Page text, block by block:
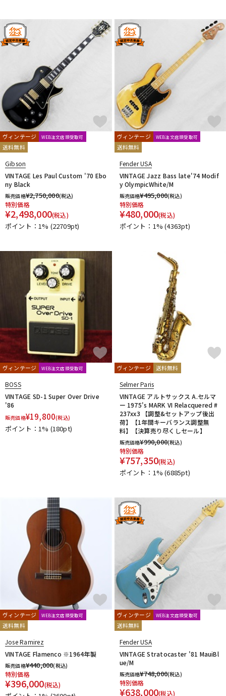
ヴィンテージ WEB注文店頭受取可
送料無料
Gibson
VINTAGE Les Paul Custom '70 Ebo
ny Black
販売価格¥2,750,000(税込)
特別価格
¥2,498,000(税込)
ポイント：1% (22709pt)
ヴィンテージ WEB注文店頭受取可
送料無料
Fender USA
VINTAGE Jazz Bass late'74 Modif
y OlympicWhite/M
販売価格¥495,000(税込)
特別価格
¥480,000(税込)
ポイント：1%(4363pt)
ヴィンテージ WEB注文店頭受取可
BOSS
VINTAGE SD-1 Super Over Drive
'86
販売価格¥19,800(税込)
ポイント：1% (180pt)
ヴィンテージ 送料無料
Selmer Paris
VINTAGE アルトサックス A.セルマ
ー 1975's MARK VI Relacquered #
237xx3 【調整&セットアップ後出
荷】【1年間キーバランス調整無
料】【決算売り尽くしセール】
販売価格¥990,000(税込)
特別価格
¥757,350(税込)
ポイント：1%(6885pt)
ヴィンテージ WEB注文店頭受取可
送料無料
Jose Ramirez
VINTAGE Flamenco ※1964年製
販売価格¥440,000(税込)
特別価格
¥396,000(税込)
ヴィンテージ WEB注文店頭受取可
送料無料
Fender USA
VINTAGE Stratocaster '81 MauiBl
ue/M
販売価格¥748,000(税込)
特別価格
¥638,000(税込)